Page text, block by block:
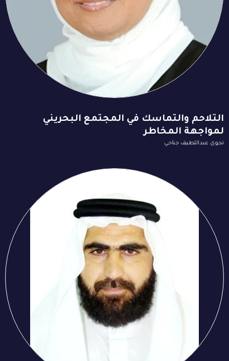
التلاحم والتماسك في المجتمع البحريني
لمواجهة المخاطر
نجوى عبداللطيف جناحي